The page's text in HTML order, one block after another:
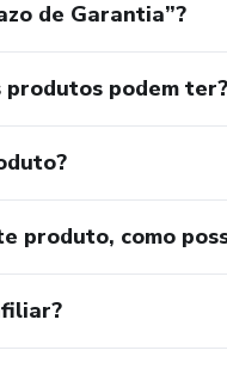
de Garantia”?
podem ter?
produto, como